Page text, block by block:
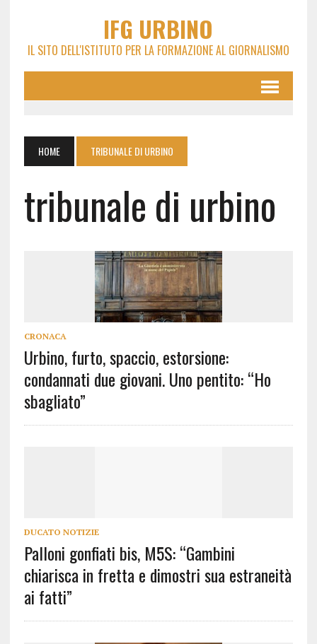
IFG URBINO
IL SITO DELL'ISTITUTO PER LA FORMAZIONE AL GIORNALISMO
HOME TRIBUNALE DI URBINO
tribunale di urbino
CRONACA
Urbino, furto, spaccio, estorsione:
condannati due giovani. Uno pentito: “Ho
sbagliato”
DUCATO NOTIZIE
Palloni gonfiati bis, M5S: “Gambini
chiarisca in fretta e dimostri sua estraneità
ai fatti”